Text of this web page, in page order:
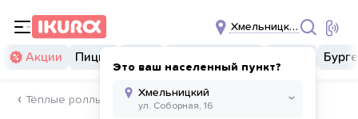
Хмельницкий
Это ваш населенный пункт?
Акции Пицца
Тёплые роллы